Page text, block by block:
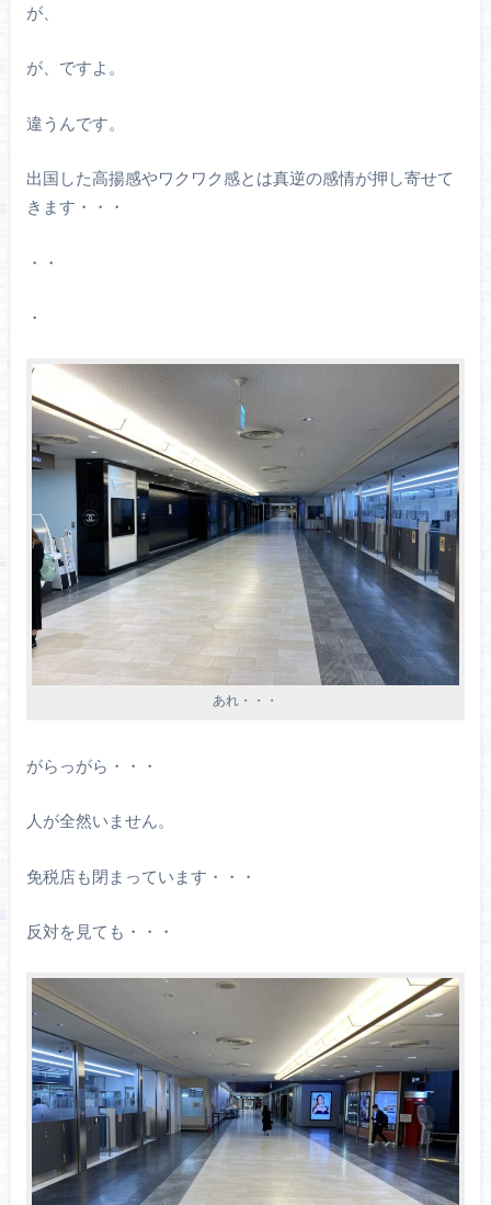
が、
が、ですよ。
違うんです。
出国した高揚感やワクワク感とは真逆の感情が押し寄せて
きます・・・
・・
・
あれ・・・
がらっがら・・・
人が全然いません。
免税店も閉まっています・・・
反対を見ても・・・